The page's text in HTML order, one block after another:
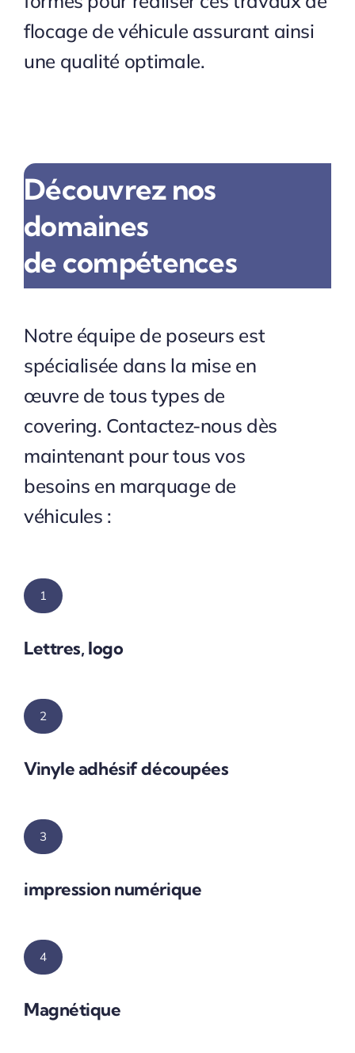
flocage de véhicule assurant ainsi
une qualité optimale.
Découvrez nos
domaines
de compétences
Notre équipe de poseurs est
spécialisée dans la mise en
œuvre de tous types de
covering. Contactez-nous dès
maintenant pour tous vos
besoins en marquage de
véhicules :
1
Lettres, logo
2
Vinyle adhésif découpées
3
impression numérique
4
Magnétique